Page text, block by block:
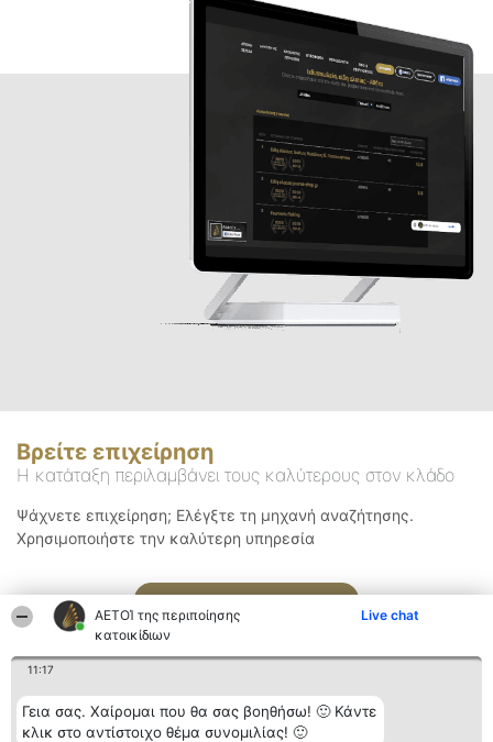
ΑΕΤΟΊ της περιποίησης
κατοικίδιων
Live chat
11:17
Γεια σας. Χαίρομαι που θα σας βοηθήσω! 🙂 Κάντε
κλικ στο αντίστοιχο θέμα συνομιλίας! 🙂
Βρείτε επιχείρηση
Η κατάταξη περιλαμβάνει τους καλύτερους στον κλάδο
Ψάχνετε επιχείρηση; Ελέγξτε τη μηχανή αναζήτησης.
Χρησιμοποιήστε την καλύτερη υπηρεσία
Αναζήτηση